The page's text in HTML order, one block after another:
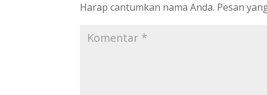
Harap cantumkan nama Anda. Pesan